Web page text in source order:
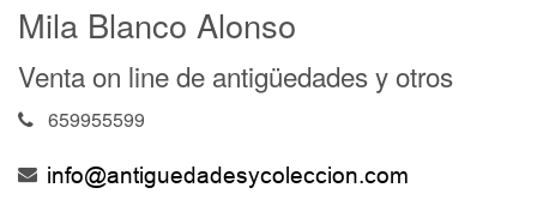
Mila Blanco Alonso
Venta on line de antigüedades y otros
659955599